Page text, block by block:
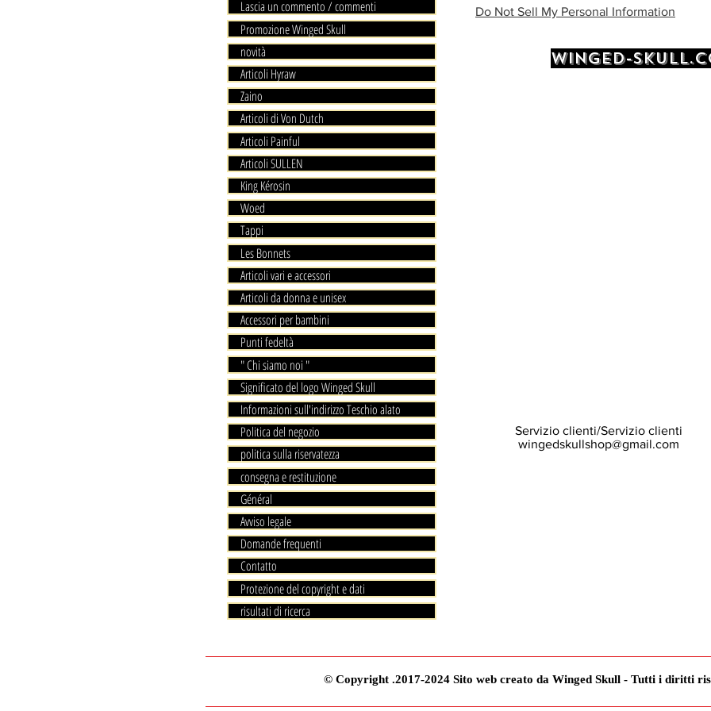
Lascia un commento / commenti
Promozione Winged Skull
novità
Articoli Hyraw
Zaino
Articoli di Von Dutch
Articoli Painful
Articoli SULLEN
King Kérosin
Woed
Tappi
Les Bonnets
Articoli vari e accessori
Articoli da donna e unisex
Accessori per bambini
Punti fedeltà
" Chi siamo noi "
Significato del logo Winged Skull
Informazioni sull'indirizzo Teschio alato
Politica del negozio
politica sulla riservatezza
consegna e restituzione
Général
Avviso legale
Domande frequenti
Contatto
Protezione del copyright e dati
risultati di ricerca
Do Not Sell My Personal Information
WINGED-
Servizio clienti/Servizio clienti
wingedskullshop@gmail.com
© Copyright .2017-2024 Sito web creato da Winged Skull - Tutti i diritti